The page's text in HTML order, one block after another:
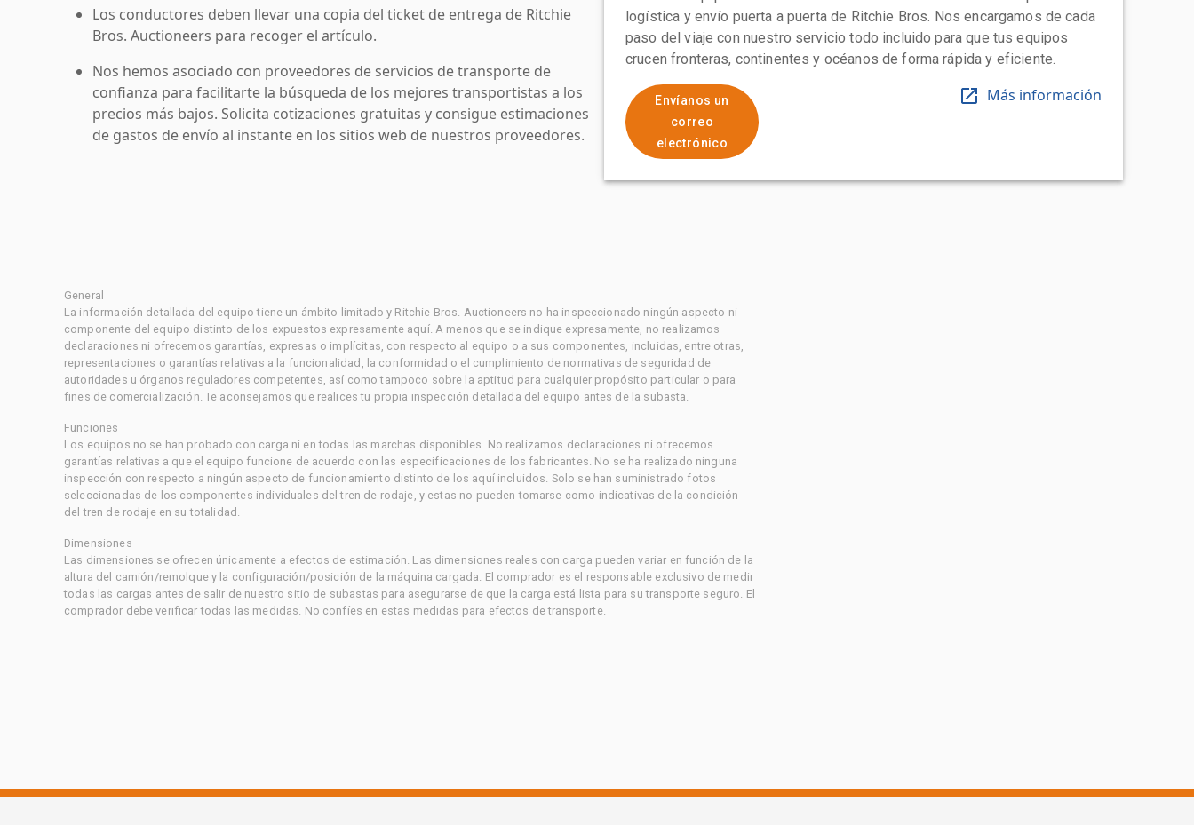
Los conductores deben llevar una copia del ticket de entrega de Ritchie
Bros. Auctioneers para recoger el artículo.
Nos hemos asociado con proveedores de servicios de transporte de
confianza para facilitarte la búsqueda de los mejores transportistas a los
precios más bajos. Solicita cotizaciones gratuitas y consigue estimaciones
de gastos de envío al instante en los sitios web de nuestros proveedores.
logística y envío puerta a puerta de Ritchie Bros. Nos encargamos de cada
paso del viaje con nuestro servicio todo incluido para que tus equipos
crucen fronteras, continentes y océanos de forma rápida y eficiente.
Envíanos un
correo
electrónico
Más información
General
La información detallada del equipo tiene un ámbito limitado y Ritchie Bros. Auctioneers no ha inspeccionado ningún aspecto ni
componente del equipo distinto de los expuestos expresamente aquí. A menos que se indique expresamente, no realizamos
declaraciones ni ofrecemos garantías, expresas o implícitas, con respecto al equipo o a sus componentes, incluidas, entre otras,
representaciones o garantías relativas a la funcionalidad, la conformidad o el cumplimiento de normativas de seguridad de
autoridades u órganos reguladores competentes, así como tampoco sobre la aptitud para cualquier propósito particular o para
fines de comercialización. Te aconsejamos que realices tu propia inspección detallada del equipo antes de la subasta.
Funciones
Los equipos no se han probado con carga ni en todas las marchas disponibles. No realizamos declaraciones ni ofrecemos
garantías relativas a que el equipo funcione de acuerdo con las especificaciones de los fabricantes. No se ha realizado ninguna
inspección con respecto a ningún aspecto de funcionamiento distinto de los aquí incluidos. Solo se han suministrado fotos
seleccionadas de los componentes individuales del tren de rodaje, y estas no pueden tomarse como indicativas de la condición
del tren de rodaje en su totalidad.
Dimensiones
Las dimensiones se ofrecen únicamente a efectos de estimación. Las dimensiones reales con carga pueden variar en función de la
altura del camión/remolque y la configuración/posición de la máquina cargada. El comprador es el responsable exclusivo de medir
todas las cargas antes de salir de nuestro sitio de subastas para asegurarse de que la carga está lista para su transporte seguro. El
comprador debe verificar todas las medidas. No confíes en estas medidas para efectos de transporte.